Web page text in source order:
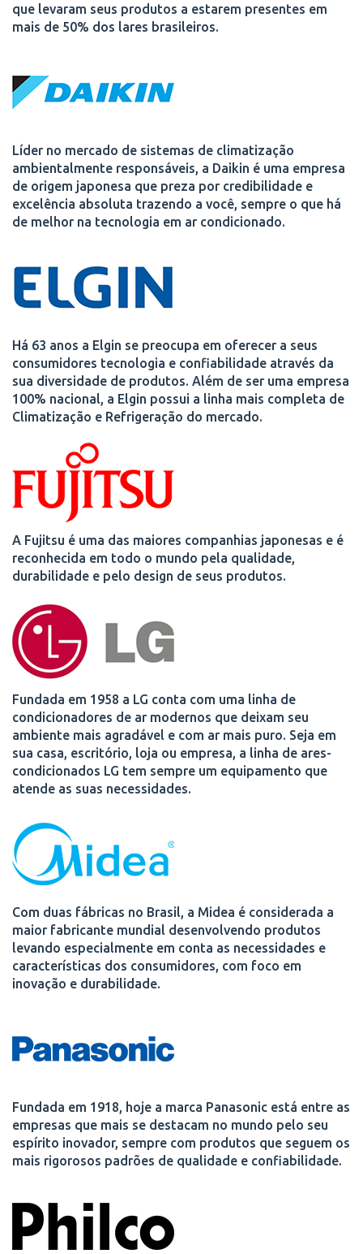
que levaram seus produtos a estarem presentes em
mais de 50% dos lares brasileiros.
Líder no mercado de sistemas de climatização
ambientalmente responsáveis, a Daikin é uma empresa
de origem japonesa que preza por credibilidade e
excelência absoluta trazendo a você, sempre o que há
de melhor na tecnologia em ar condicionado.
Há 63 anos a Elgin se preocupa em oferecer a seus
consumidores tecnologia e confiabilidade através da
sua diversidade de produtos. Além de ser uma empresa
100% nacional, a Elgin possui a linha mais completa de
Climatização e Refrigeração do mercado.
A Fujitsu é uma das maiores companhias japonesas e é
reconhecida em todo o mundo pela qualidade,
durabilidade e pelo design de seus produtos.
Fundada em 1958 a LG conta com uma linha de
condicionadores de ar modernos que deixam seu
ambiente mais agradável e com ar mais puro. Seja em
sua casa, escritório, loja ou empresa, a linha de ares-
condicionados LG tem sempre um equipamento que
atende as suas necessidades.
Com duas fábricas no Brasil, a Midea é considerada a
maior fabricante mundial desenvolvendo produtos
levando especialmente em conta as necessidades e
características dos consumidores, com foco em
inovação e durabilidade.
Fundada em 1918, hoje a marca Panasonic está entre as
empresas que mais se destacam no mundo pelo seu
espírito inovador, sempre com produtos que seguem os
mais rigorosos padrões de qualidade e confiabilidade.